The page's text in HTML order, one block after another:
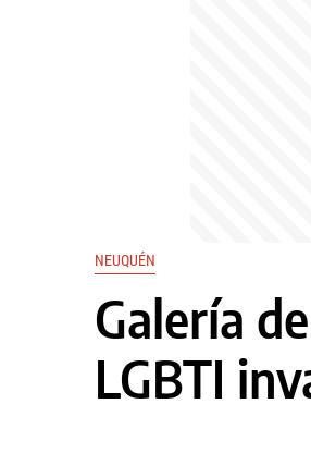
NEUQUÉN
Galería
LGBTI